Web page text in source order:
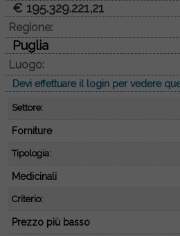
€ 195.329.221,21
Regione:
Puglia
Luogo:
Devi effettuare il login per vedere
Settore:
Forniture
Tipologia:
Medicinali
Criterio:
Prezzo più basso